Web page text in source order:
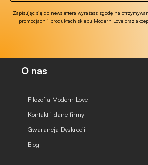
Zapisując się do newslettera wyrażasz zgodę na
promocjach i produktach sklepu Modern Love oraz
O nas
Filozofia Modern Love
Kontakt i dane firmy
Gwarancja Dyskrecji
Blog